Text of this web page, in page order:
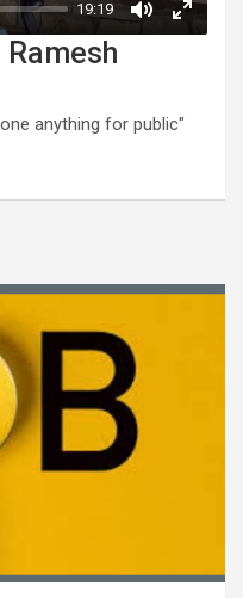
Ramesh
anything for public"